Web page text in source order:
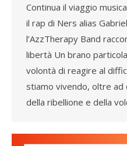
Continua il viaggio
il rap di Ners alias
l’AzzTherapy Band
libertà Un brano
volontà di reagire al
stiamo vivendo, oltre
della ribellione e della